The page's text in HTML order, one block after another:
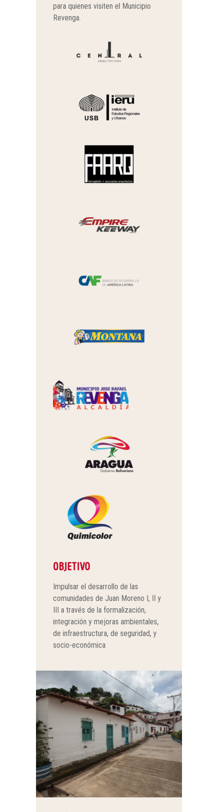
para quienes visiten el Municipio
Revenga.
OBJETIVO
Impulsar el desarrollo de las
comunidades de Juan Moreno I, II y
III a través de la formalización,
integración y mejoras ambientales,
de infraestructura, de seguridad, y
socio-económica